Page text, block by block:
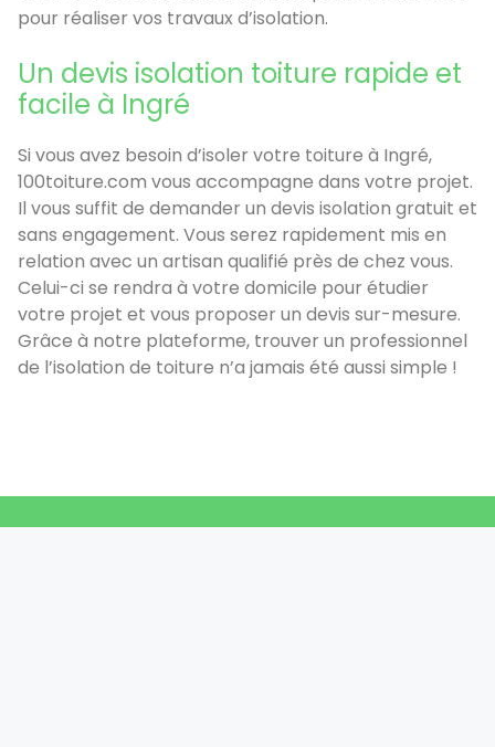
pour réaliser vos travaux d’isolation.
Un devis isolation toiture rapide et
facile à Ingré
Si vous avez besoin d’isoler votre toiture à Ingré,
100toiture.com vous accompagne dans votre projet.
Il vous suffit de demander un devis isolation gratuit et
sans engagement. Vous serez rapidement mis en
relation avec un artisan qualifié près de chez vous.
Celui-ci se rendra à votre domicile pour étudier
votre projet et vous proposer un devis sur-mesure.
Grâce à notre plateforme, trouver un professionnel
de l’isolation de toiture n’a jamais été aussi simple !